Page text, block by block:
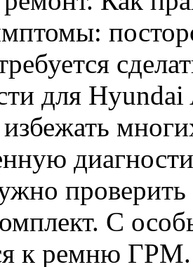
для
С
к ремню